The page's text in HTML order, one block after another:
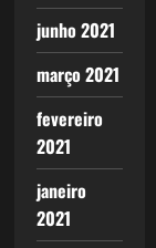
junho 2021
março 2021
fevereiro
2021
janeiro
2021